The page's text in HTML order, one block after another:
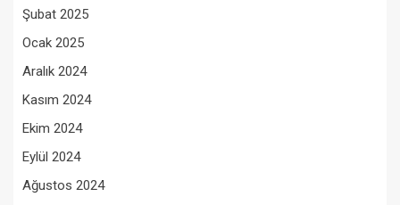
Şubat 2025
Ocak 2025
Aralık 2024
Kasım 2024
Ekim 2024
Eylül 2024
Ağustos 2024